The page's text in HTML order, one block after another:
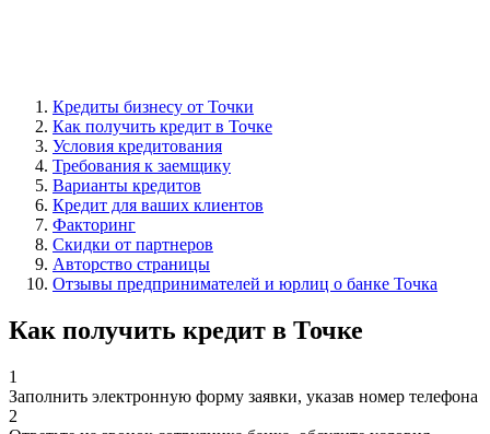
Кредиты бизнесу от Точки
Как получить кредит в Точке
Условия кредитования
Требования к заемщику
Варианты кредитов
Кредит для ваших клиентов
Факторинг
Скидки от партнеров
Авторство страницы
Отзывы предпринимателей и юрлиц о банке Точка
Как получить кредит в Точке
1
Заполнить электронную форму заявки, указав номер телефона
2